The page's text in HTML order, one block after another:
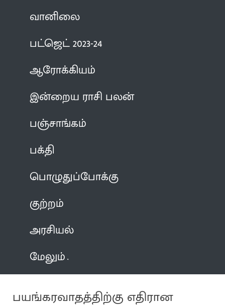
வானிலை
பட்ஜெட் 2023-24
ஆரோக்கியம்
இன்றைய ராசி பலன்
பஞ்சாங்கம்
பக்தி
பொழுதுப்போக்கு
குற்றம்
அரசியல்
மேலும்
பயங்கரவாதத்திற்கு எதிரான